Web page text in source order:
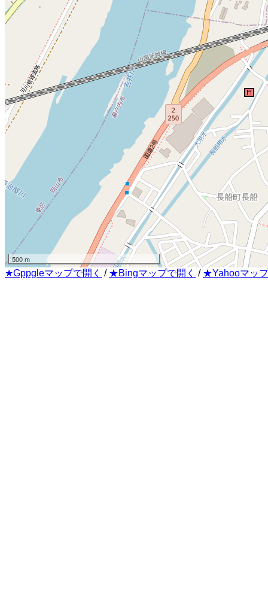
500 m
★Gppgleマップで開く / ★Bingマップで開く / ★Yahooマッ